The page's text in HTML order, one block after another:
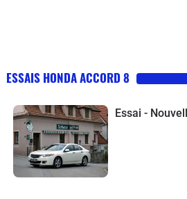
ESSAIS HONDA ACCORD 8
Essai -